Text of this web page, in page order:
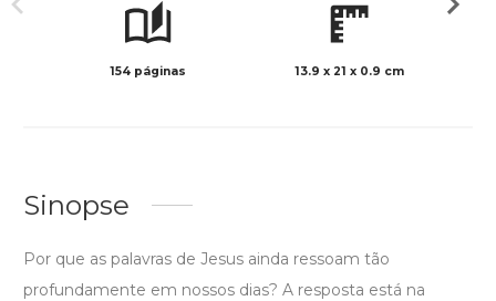
154 páginas 13.9 x 21 x 0.9 cm
Sinopse
Por que as palavras de Jesus ainda ressoam tão
profundamente em nossos dias? A resposta está na